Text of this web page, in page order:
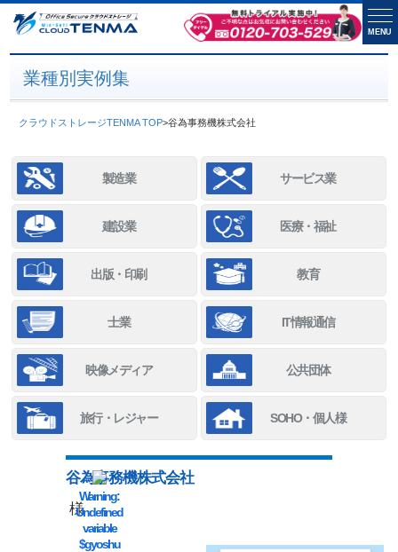
業種別実例集
クラウドストレージTENMA TOP>谷為事務機株式会社
製造業 サービス業
建設業 医療・福祉
出版・印刷 教育
士業 IT情報通信
映像メディア 公共団体
旅行・レジャー SOHO・個人様
Warning:
Undefined
variable
$gyoshu
谷為事務機株式会社
様
MENU